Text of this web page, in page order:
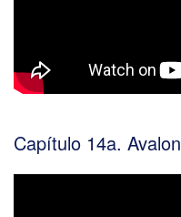
Capítulo 14a. Avalon